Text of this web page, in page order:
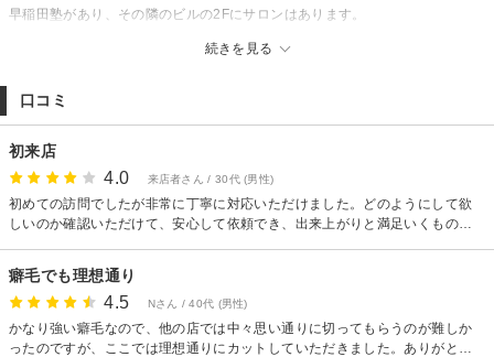
続きを見る
早稲田塾があり、その隣のビルの2Fにサロンはあります。
[吉祥寺/メンズパーマ/メンズカット/ツイストパーマ/ニュアンスパーマ/<理容
ストスパイラル/白髪染め/白髪ぼかし/眉毛カットデザインカラー/ブリーチ/ハ
イライト/メンズカラー/社会人ヘア/就活ヘア/吉祥寺メンズサロン/ダウンパー
マ/カルマパーマ/センター分け男子//ツイストスパイラルパーマ/スパイラルパ
ーマ/
口コミ
初来店
4.0 来店者さん / 30代 (男性)
初めての訪問でしたが非常に丁寧に対応いただけました。どのようにして欲
しいのか確認いただけて、安心して依頼でき、出来上がりと満足いくもので
癖毛でも理想通り
4.5 Nさん / 40代 (男性)
かなり強い癖毛なので、他の店では中々思い通りに切ってもらうのが難しか
ったのですが、ここでは理想通りにカットしていただきました。ありがとう